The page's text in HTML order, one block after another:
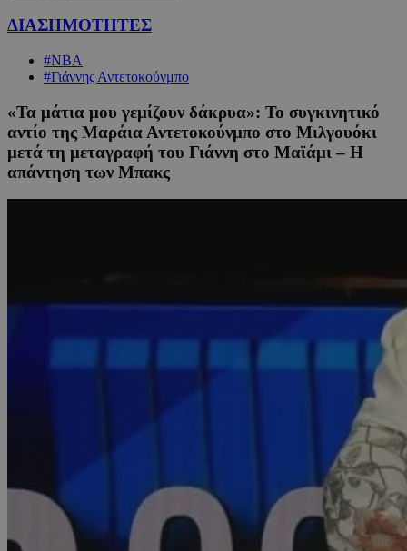
ΔΙΑΣΗΜΟΤΗΤΕΣ
#NBA
#Γιάννης Αντετοκούνμπο
«Τα μάτια μου γεμίζουν δάκρυα»: Το συγκινητικό
αντίο της Μαράια Αντετοκούνμπο στο Μιλγουόκι
μετά τη μεταγραφή του Γιάννη στο Μαϊάμι – Η
απάντηση των Μπακς